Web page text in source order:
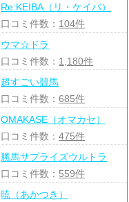
Re:KEIBA（リ・ケイバ）
口コミ件数： 104件
ウマ☆ドラ
口コミ件数： 1,180件
超すごい競馬
口コミ件数：685件
OMAKASE（オマカセ）
口コミ件数：475件
勝馬サプライズウルトラ
口コミ件数： 559件
暁（あかつき）